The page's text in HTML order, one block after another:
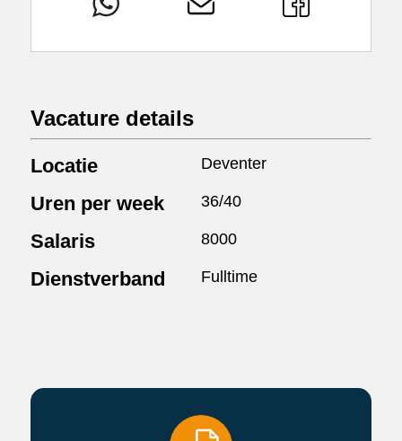
Vacature details
Locatie Deventer
Uren per week 36/40
Salaris 8000
Dienstverband Fulltime